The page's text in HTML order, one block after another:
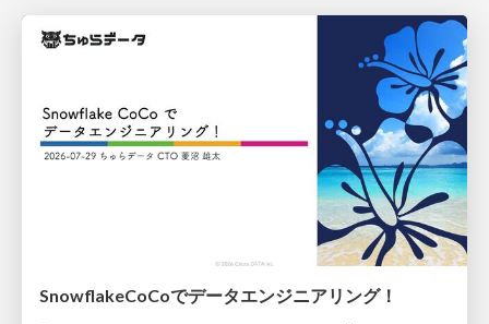
SnowflakeCoCoでデータエンジニアリング！